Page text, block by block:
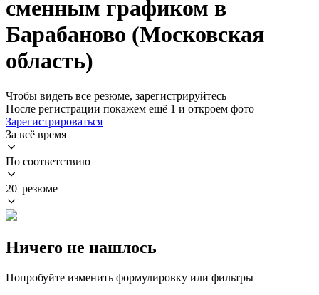
сменным графиком в
Барабаново (Московская
область)
Чтобы видеть все резюме, зарегистрируйтесь
После регистрации покажем ещё 1 и откроем фото
Зарегистрироваться
За всё время
По соответствию
20 резюме
Ничего не нашлось
Попробуйте изменить формулировку или фильтры